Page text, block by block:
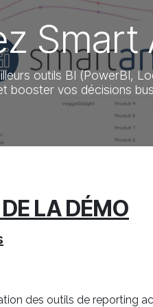
Smart
outils BI (PowerBI,
booster vos décisions
LA DÉMO
des outils de reporting